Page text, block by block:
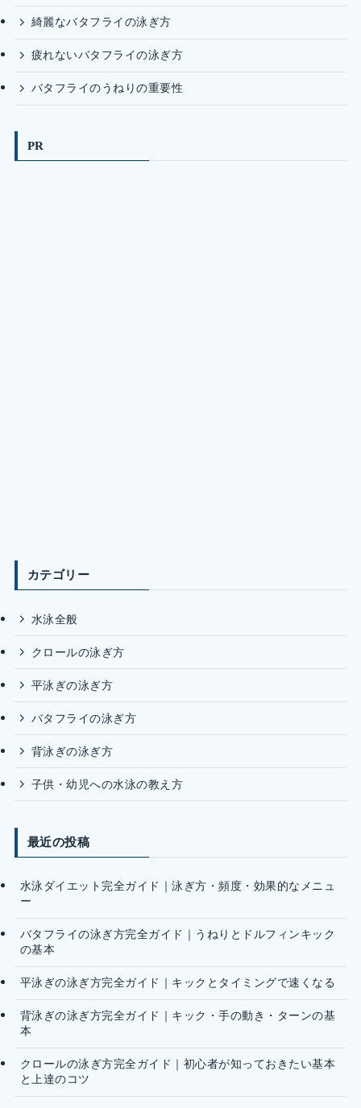
綺麗なバタフライの泳ぎ方
疲れないバタフライの泳ぎ方
バタフライのうねりの重要性
PR
カテゴリー
水泳全般
クロールの泳ぎ方
平泳ぎの泳ぎ方
バタフライの泳ぎ方
背泳ぎの泳ぎ方
子供・幼児への水泳の教え方
最近の投稿
水泳ダイエット完全ガイド｜泳ぎ方・頻度・効果的なメニュ
ー
バタフライの泳ぎ方完全ガイド｜うねりとドルフィンキック
の基本
平泳ぎの泳ぎ方完全ガイド｜キックとタイミングで速くなる
背泳ぎの泳ぎ方完全ガイド｜キック・手の動き・ターンの基
本
クロールの泳ぎ方完全ガイド｜初心者が知っておきたい基本
と上達のコツ